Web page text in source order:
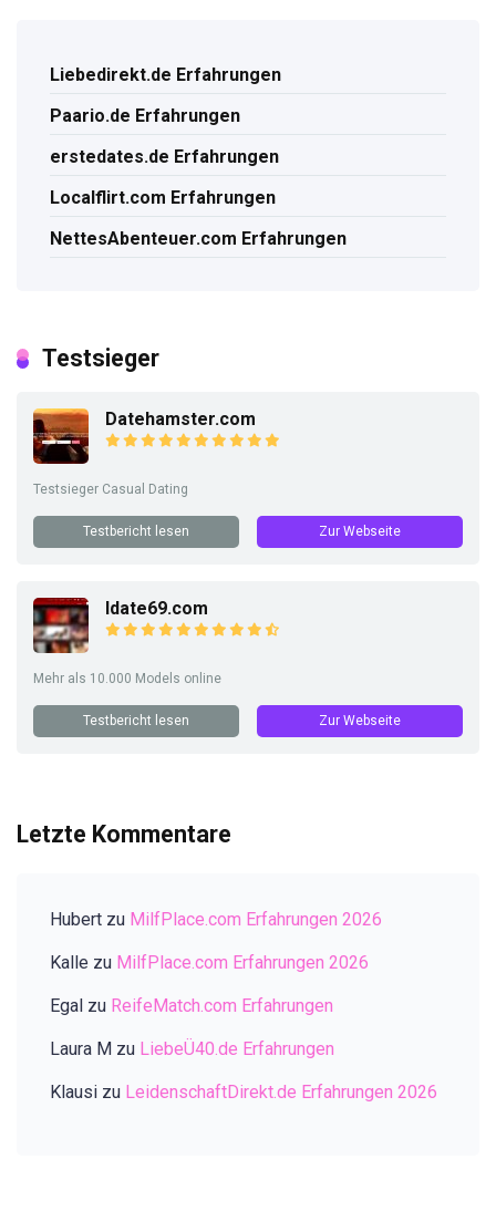
Liebedirekt.de Erfahrungen
Paario.de Erfahrungen
erstedates.de Erfahrungen
Localflirt.com Erfahrungen
NettesAbenteuer.com Erfahrungen
Testsieger
Datehamster.com
Testsieger Casual Dating
Testbericht lesen Zur Webseite
Idate69.com
Mehr als 10.000 Models online
Testbericht lesen Zur Webseite
Letzte Kommentare
Hubert zu MilfPlace.com Erfahrungen 2026
Kalle zu MilfPlace.com Erfahrungen 2026
Egal zu ReifeMatch.com Erfahrungen
Laura M zu LiebeÜ40.de Erfahrungen
Klausi zu LeidenschaftDirekt.de Erfahrungen 2026